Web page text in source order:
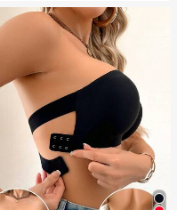
เกือบหมดแล้ว!